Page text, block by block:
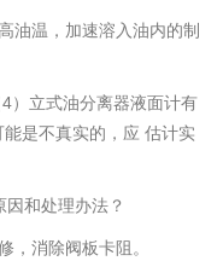
油温，加速溶入油内的制
）立式油分离器液面计有
是不真实的，应 估计实
和处理办法？
，消除阀板卡阻。